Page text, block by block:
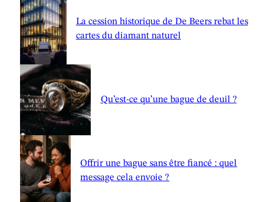
La cession historique de De Beers rebat les
cartes du diamant naturel
Qu’est-ce qu’une bague de deuil ?
Offrir une bague sans être fiancé : quel
message cela envoie ?